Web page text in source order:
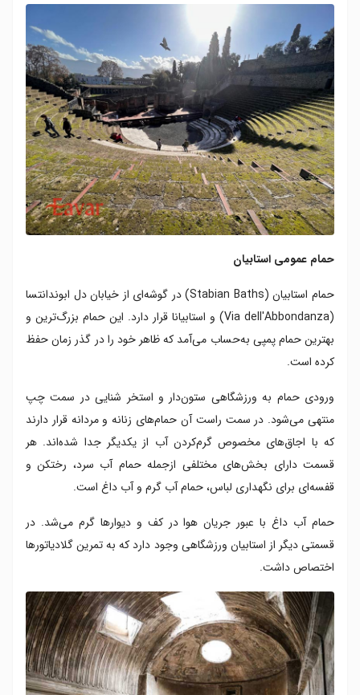
حمام عمومی استابیان
حمام استابیان (Stabian Baths) در گوشه‌ای از خیابان دل ابوندانتسا
(Via dell'Abbondanza) و استابیانا قرار دارد. این حمام بزرگ‌ترین و
بهترین حمام پمپی به‌حساب می‌آمد که ظاهر خود را در گذر زمان حفظ
کرده است.
ورودی حمام به ورزشگاهی ستون‌دار و استخر شنایی در سمت چپ
منتهی می‌شود. در سمت راست آن حمام‌های زنانه و مردانه قرار دارند
که با اجاق‌های مخصوص گرم‌‌کردن آب از یکدیگر جدا شده‌اند. هر
قسمت دارای بخش‌های مختلفی ازجمله حمام آب سرد، رختکن و
قفسه‌ای برای نگهداری لباس، حمام آب گرم و آب داغ است.
حمام آب داغ با عبور جریان هوا در کف و دیوارها گرم می‌شد. در
قسمتی دیگر از استابیان ورزشگاهی وجود دارد که به تمرین گلادیاتورها
اختصاص داشت.